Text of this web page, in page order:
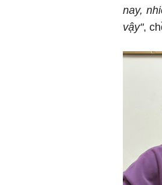
nay,
vậy",